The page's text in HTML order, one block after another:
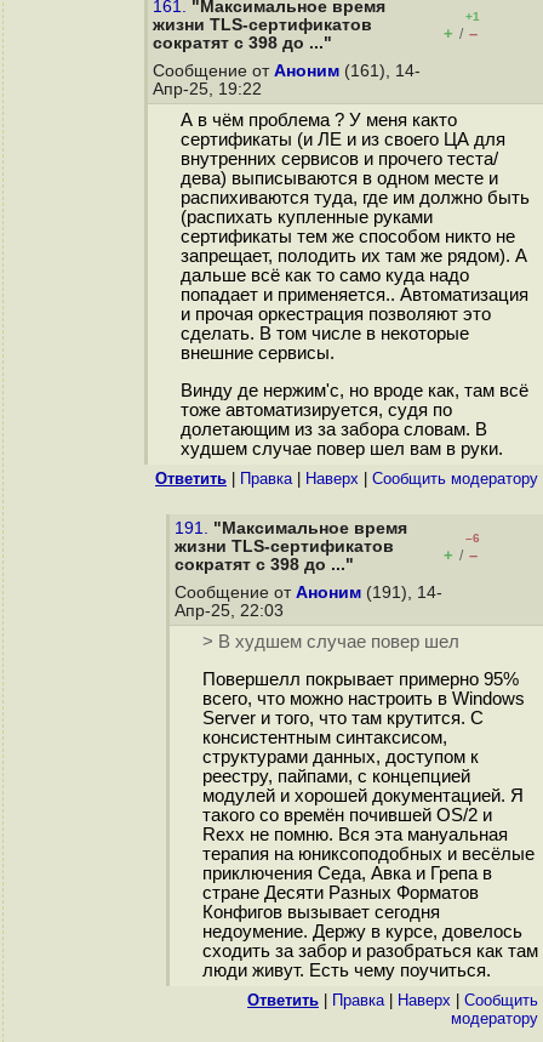
161. "Максимальное время
жизни TLS-сертификатов
сократят с 398 до ..."
+1
+ / –
Сообщение от Аноним (161), 14-
Апр-25, 19:22
А в чём проблема ? У меня както
сертификаты (и ЛЕ и из своего ЦА для
внутренних сервисов и прочего теста/
дева) выписываются в одном месте и
распихиваются туда, где им должно быть
(распихать купленные руками
сертификаты тем же способом никто не
запрещает, полодить их там же рядом). А
дальше всё как то само куда надо
попадает и применяется.. Автоматизация
и прочая оркестрация позволяют это
сделать. В том числе в некоторые
внешние сервисы.
Винду де нержим'с, но вроде как, там всё
тоже автоматизируется, судя по
долетающим из за забора словам. В
худшем случае повер шел вам в руки.
Ответить Правка| Наверх Cообщить модератору
191. "Максимальное время
жизни TLS-сертификатов
сократят с 398 до ..."
–6
+ / –
Сообщение от Аноним (191), 14-
Апр-25, 22:03
> В худшем случае повер шел
Повершелл покрывает примерно 95%
всего, что можно настроить в Windows
Server и того, что там крутится. С
консистентным синтаксисом,
структурами данных, доступом к
реестру, пайпами, с концепцией
модулей и хорошей документацией. Я
такого со времён почившей OS/2 и
Rexx не помню. Вся эта мануальная
терапия на юниксоподобных и весёлые
приключения Седа, Авка и Грепа в
стране Десяти Разных Форматов
Конфигов вызывает сегодня
недоумение. Держу в курсе, довелось
сходить за забор и разобраться как там
люди живут. Есть чему поучиться.
Ответить Правка| Наверх
Cообщить
модератору